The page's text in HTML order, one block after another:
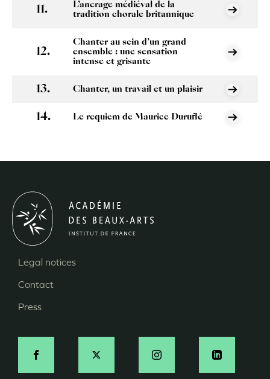
L’ancrage médiéval de la
tradition chorale britannique
Chanter au sein d’un grand
ensemble : une sensation
intense et grisante
Chanter, un travail et un plaisir
Le requiem de Maurice Duruflé
Pied
de
Legal notices
Contact
Press
Social
-